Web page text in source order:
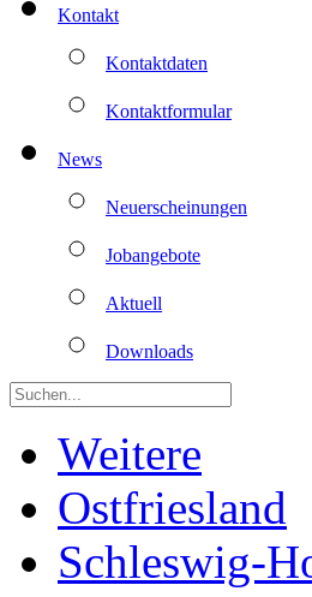
Kontakt
Kontaktdaten
Kontaktformular
News
Neuerscheinungen
Jobangebote
Aktuell
Downloads
Weitere
Ostfriesland
Schleswig-